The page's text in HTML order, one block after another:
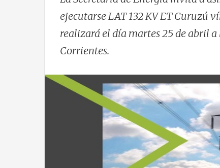
ejecutarse LAT 132 KV ET Curuzú
realizará el día martes 25 de abril a
Corrientes.